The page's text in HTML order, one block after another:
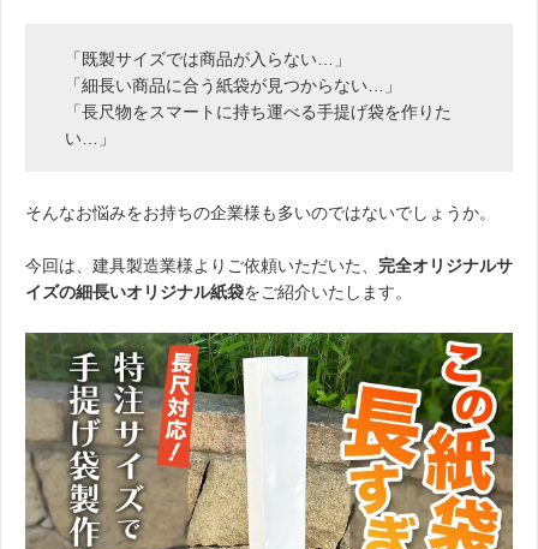
「既製サイズでは商品が入らない…」
「細長い商品に合う紙袋が見つからない…」
「長尺物をスマートに持ち運べる手提げ袋を作りた
い…」
そんなお悩みをお持ちの企業様も多いのではないでしょうか。
今回は、建具製造業様よりご依頼いただいた、 完全オリジナルサ
イズの細長いオリジナル紙袋をご紹介いたします。